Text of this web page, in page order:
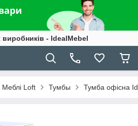
виробників - IdealMebel
Меблі Loft Тумбы Тумба офісна